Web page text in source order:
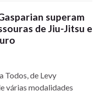
superam
de Jiu-Jitsu e
Todos, de Levy
várias modalidades